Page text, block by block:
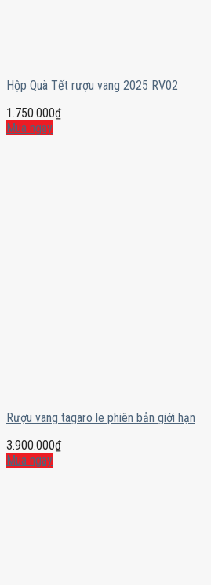
Hộp Quà Tết rượu vang 2025 RV02
1.750.000₫
Mua ngay
Rượu vang tagaro le phiên bản giới hạn
3.900.000₫
Mua ngay